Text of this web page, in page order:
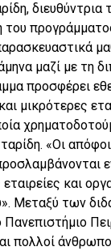
διευθύντρια
του
μαζί με τη
προσφέρει
μικρότερες
«Οι
και
Μεταξύ των
Πανεπιστήμιο
πολλοί